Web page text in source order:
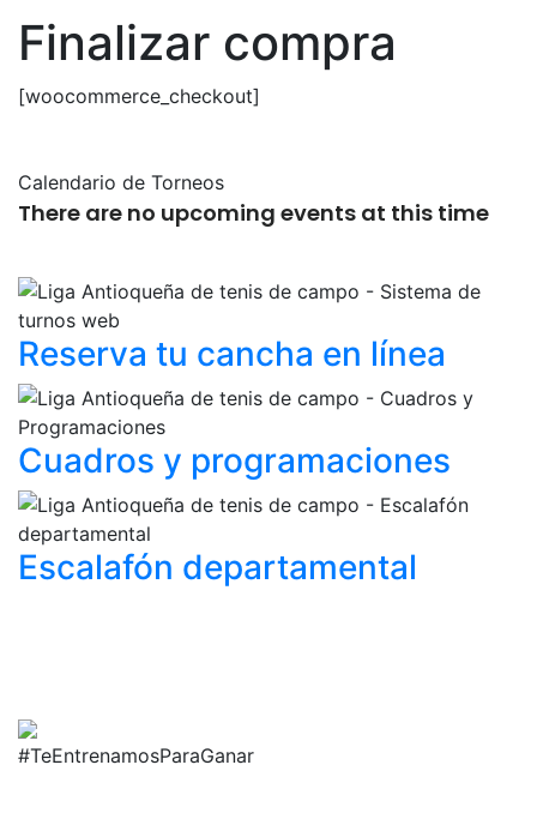
Finalizar compra
[woocommerce_checkout]
Calendario de Torneos
There are no upcoming events at this time
Reserva tu cancha en línea
Cuadros y programaciones
Escalafón departamental
#TeEntrenamosParaGanar